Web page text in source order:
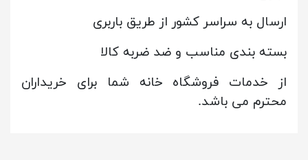
ارسال به سراسر کشور از طریق باربری
بسته بندی مناسب و ضد ضربه کالا
از خدمات فروشگاه خانه شما برای خریداران
محترم می باشد.